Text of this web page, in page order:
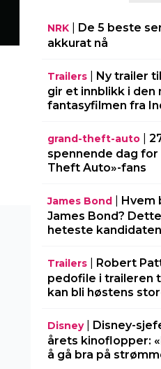
NRK| De 5 beste
akkurat nå
Trailers| Ny trailer
gir et innblikk i
fantasyfilmen fra
grand-theft-auto|
spennende dag for
Theft Auto»-fans
James Bond| Hvem
James Bond?
heteste
Trailers| Robert
pedofile i traileren
kan bli høstens
Disney| Disney-
årets kinoflopper:
å gå bra på